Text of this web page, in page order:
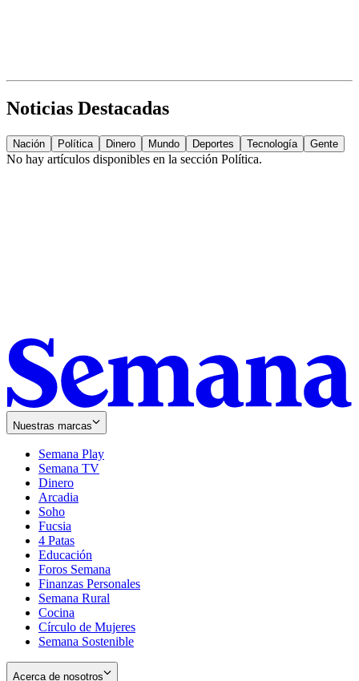
Noticias Destacadas
Nación Política Dinero Mundo Deportes Tecnología Gente
No hay artículos disponibles en la sección Política.
Nuestras marcas
Semana Play
Semana TV
Dinero
Arcadia
Soho
in
new
window
Fucsia
in
new
window
4 Patas
Educación
Foros Semana
Finanzas Personales
Semana Rural
Cocina
Círculo de Mujeres
Semana Sostenible
Acerca de nosotros